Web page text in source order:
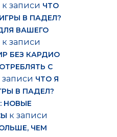
к записи ЧТО
В ПАДЕЛ?
ВАШЕГО
к записи
БЕЗ КАРДИО
С
записи ЧТО Я
В ПАДЕЛ?
НОВЫЕ
к записи
ЧЕМ